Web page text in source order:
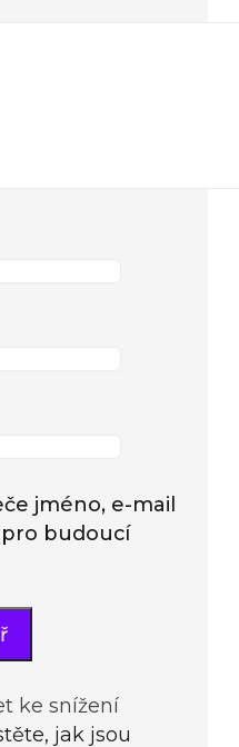
jméno, e-mail
budoucí
ke snížení
jak jsou